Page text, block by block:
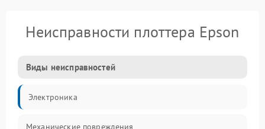
Неисправности плоттера Epson
Виды неисправностей
Электроника
Механические повреждения